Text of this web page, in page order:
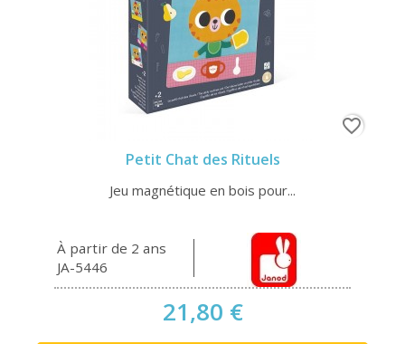
Petit Chat des Rituels
Jeu magnétique en bois pour...
À partir de 2 ans
JA-5446
21,80 €
favorite_border